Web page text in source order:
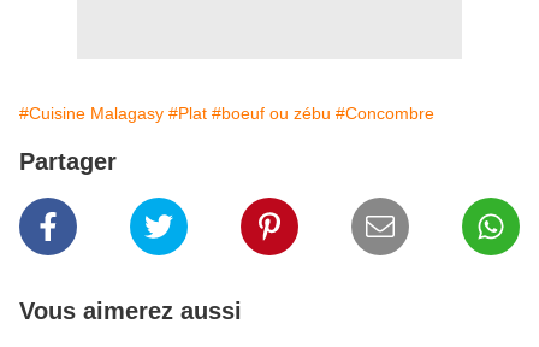
#Cuisine Malagasy #Plat #boeuf ou zébu #Concombre
Partager
Vous aimerez aussi